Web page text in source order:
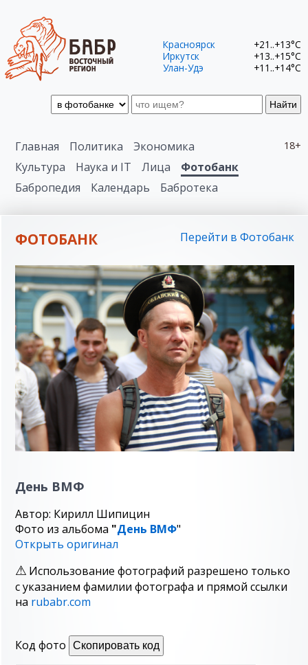
Найти
Красноярск
+21..+13°C
Иркутск
+13..+15°C
Улан-Удэ
+11..+14°C
18+
Главная Политика
Экономика
Культура
Наука и IT Лица
Фотобанк
Бабропедия
Календарь Бабротека
ФОТОБАНК Перейти в Фотобанк
День ВМФ
Автор: Кирилл Шипицин
Фото из альбома "День ВМФ"
Открыть оригинал
Использование фотографий разрешено только
с указанием фамилии фотографа и прямой ссылки
на rubabr.com
Код фото Скопировать код